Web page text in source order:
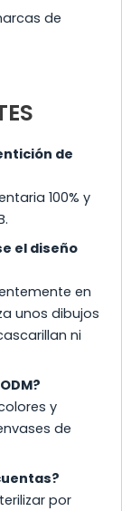
de
de
100% y
el diseño
en
unos dibujos
ni
y
de
por